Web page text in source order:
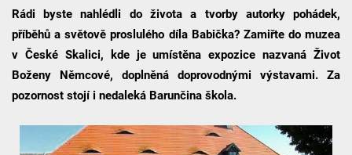
Rádi byste nahlédli do života a tvorby autorky pohádek,
příběhů a světově proslulého díla Babička? Zamiřte do muzea
v České Skalici, kde je umístěna expozice nazvaná Život
Boženy Němcové, doplněná doprovodnými výstavami. Za
pozornost stojí i nedaleká Barunčina škola.